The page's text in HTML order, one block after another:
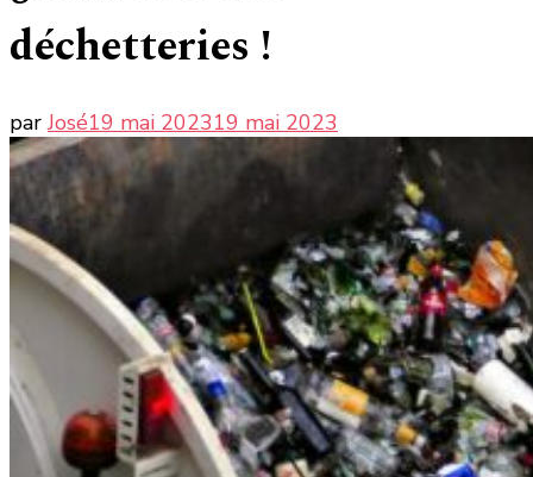
déchetteries !
parJosé19 mai 202319 mai 2023